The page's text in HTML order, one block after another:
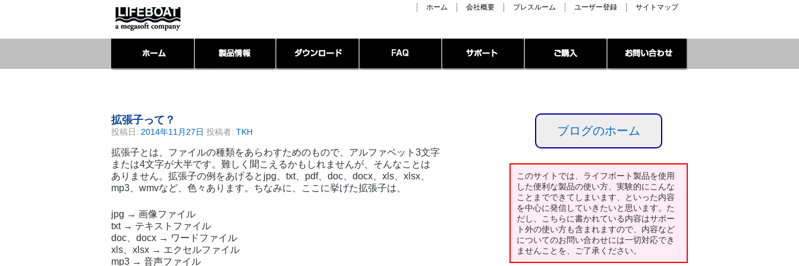
ホーム 会社概要 プレスルーム ユーザー登録 サイトマップ
拡張子って？
投稿日: 2014年11月27日 投稿者: TKH
拡張子とは、ファイルの種類をあらわすためのもので、アルファベット3文字
または4文字が大半です。難しく聞こえるかもしれませんが、そんなことは
ありません。拡張子の例をあげるとjpg、txt、pdf、doc、docx、xls、xlsx、
mp3、wmvなど、色々あります。ちなみに、ここに挙げた拡張子は、
jpg → 画像ファイル
txt → テキストファイル
doc、docx → ワードファイル
xls、xlsx → エクセルファイル
mp3 → 音声ファイル
ブログのホーム
このサイトでは、ライフボート製品を使用
した便利な製品の使い方、実験的にこんな
ことまでできてしまいます、といった内容
を中心に発信していきたいと思います。た
だし、こちらに書かれている内容はサポー
ト外の使い方も含まれますので、内容など
についてのお問い合わせには一切対応でき
ませんことを、ご了承ください。